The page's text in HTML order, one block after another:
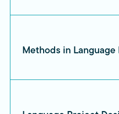
Methods in Language